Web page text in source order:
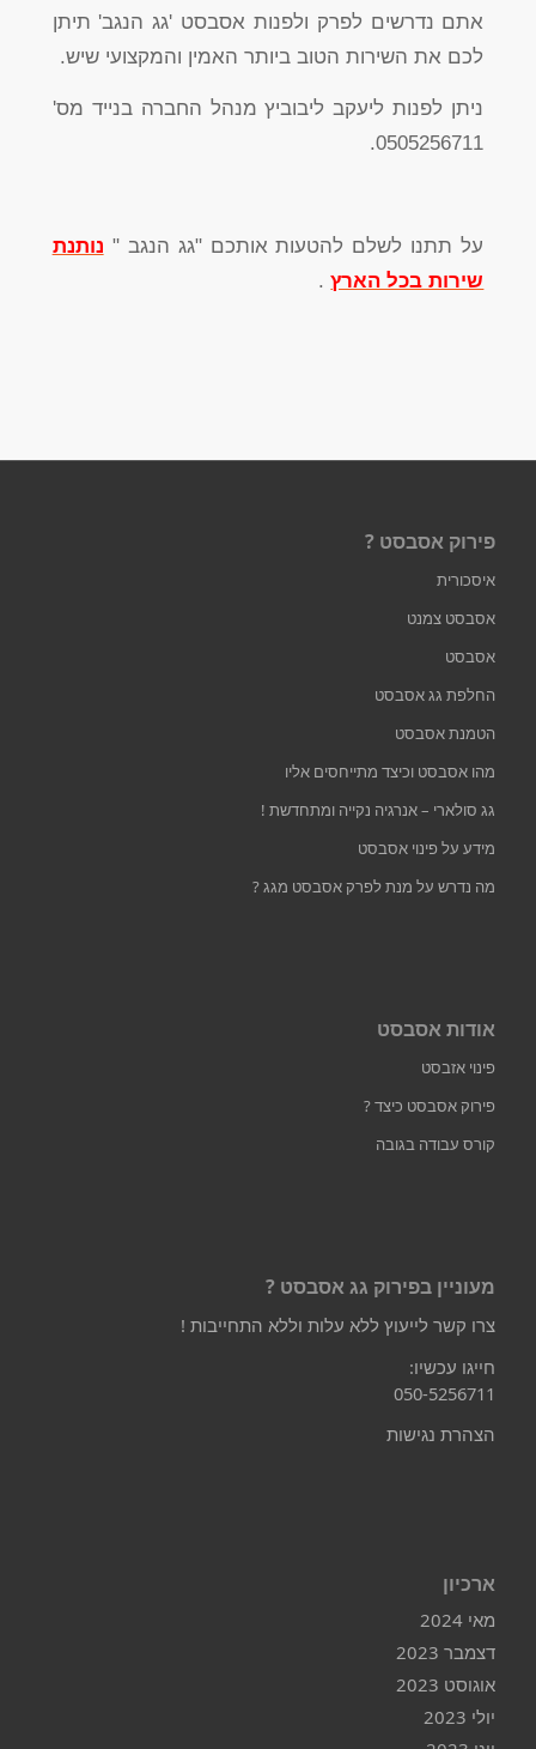
אתם נדרשים לפרק ולפנות אסבסט 'גג הנגב' תיתן
לכם את השירות הטוב ביותר האמין והמקצועי שיש.
ניתן לפנות ליעקב ליבוביץ מנהל החברה בנייד מס'
0505256711.
על תתנו לשלם להטעות אותכם "גג הנגב " נותנת
שירות בכל הארץ.
פירוק אסבסט ?
איסכורית
אסבסט צמנט
אסבסט
החלפת גג אסבסט
הטמנת אסבסט
מהו אסבסט וכיצד מתייחסים אליו
גג סולארי – אנרגיה נקייה ומתחדשת !
מידע על פינוי אסבסט
מה נדרש על מנת לפרק אסבסט מגג ?
אודות אסבסט
פינוי אזבסט
פירוק אסבסט כיצד ?
קורס עבודה בגובה
מעוניין בפירוק גג אסבסט ?
צרו קשר לייעוץ ללא עלות וללא התחייבות !
חייגו עכשיו:
050-5256711
הצהרת נגישות
ארכיון
מאי 2024
דצמבר 2023
אוגוסט 2023
יולי 2023